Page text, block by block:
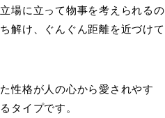
場に立って物事を考えられるの
解け、ぐんぐん距離を近づけて
性格が人の心から愛されやす
タイプです。